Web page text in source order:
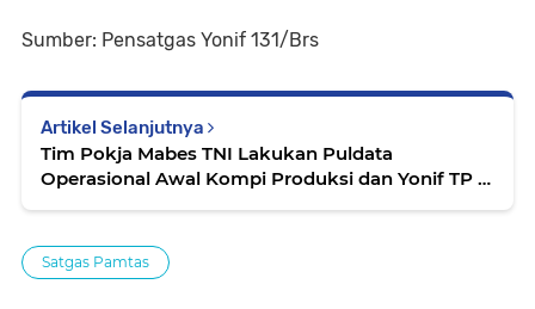
Sumber: Pensatgas Yonif 131/Brs
Artikel Selanjutnya
Tim Pokja Mabes TNI Lakukan Puldata
Operasional Awal Kompi Produksi dan Yonif TP di
Satgas Pamtas